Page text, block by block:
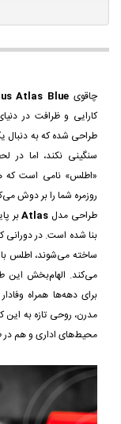
چاقوی Atlas Blue
طراحی شده که به دنبال
سنگینی نکند، اما در
«اطلس» نامی است که
روزمره شما را بر دوش
طراحی مدل Atlasبر
ساخته می‌شوند، اطلس
می‌کند. الهام‌بخش این
برای دهه‌ها همراه
مدرن، روحی تازه به
محیط‌های اداری و هم در